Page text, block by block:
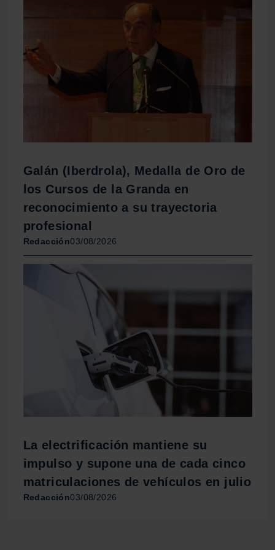
que les haya proporcionado o que hayan recopilado a
partir del uso que haya hecho de sus servicios.
Galán (Iberdrola), Medalla de Oro de
los Cursos de la Granda en
reconocimiento a su trayectoria
profesional
Redacción03/08/2026
La electrificación mantiene su
impulso y supone una de cada cinco
matriculaciones de vehículos en julio
Redacción03/08/2026